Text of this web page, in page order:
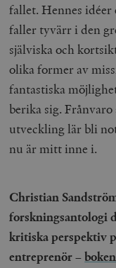
fallet. Hennes idéer
faller tyvärr i den
själviska och
olika former av
fantastiska
berika sig.
utveckling lär bli
nu är mitt inne i.
Christian
forskningsantologi
kritiska perspektiv
entreprenör –
__cf_bm